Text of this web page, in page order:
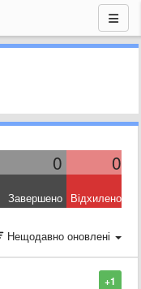
0 0
Завершено Відхилено
Нещодавно оновлені
+1